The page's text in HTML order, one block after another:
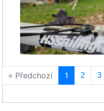
« Předchozí 1 2 3